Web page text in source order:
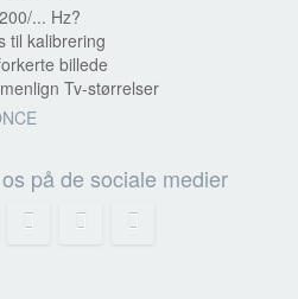
... Hz?
til kalibrering
billede
Tv-størrelser
på de sociale medier